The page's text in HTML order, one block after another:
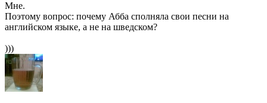
Мне.
Поэтому вопрос: почему Абба сполняла свои песни на
английском языке, а не на шведском?
)))